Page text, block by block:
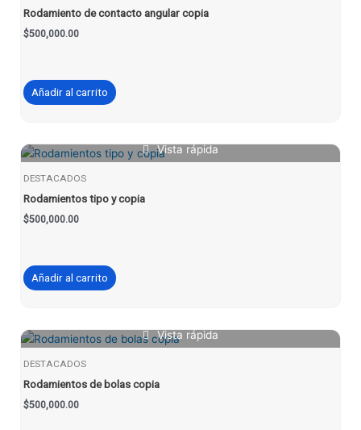
Rodamiento de contacto angular copia
$500,000.00
Añadir al carrito
Vista rápida
DESTACADOS
Rodamientos tipo y copia
$500,000.00
Añadir al carrito
Vista rápida
DESTACADOS
Rodamientos de bolas copia
$500,000.00